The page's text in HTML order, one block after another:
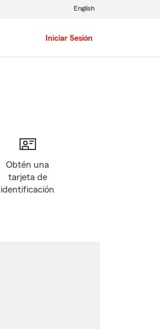
Iniciar Sesión
English
Obtén una
tarjeta de
identificación